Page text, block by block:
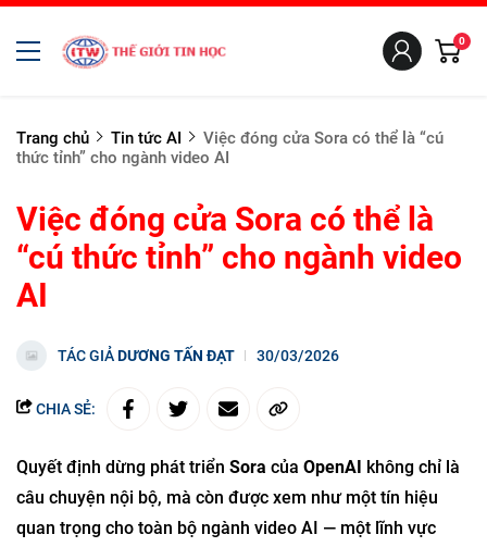
0
Trang chủ Tin tức AI
Việc đóng cửa Sora có thể là “cú
thức tỉnh” cho ngành video AI
Việc đóng cửa Sora có thể là
“cú thức tỉnh” cho ngành video
AI
TÁC GIẢDƯƠNG TẤN ĐẠT 30/03/2026
CHIA SẺ:
Quyết định dừng phát triển Sora của OpenAI không chỉ là
câu chuyện nội bộ, mà còn được xem như một tín hiệu
quan trọng cho toàn bộ ngành video AI — một lĩnh vực